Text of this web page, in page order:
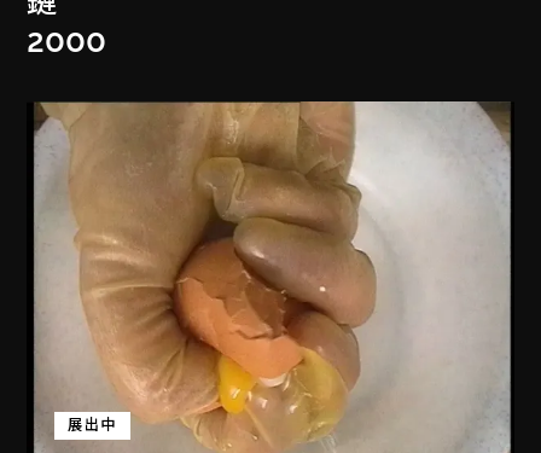
2000
展出中